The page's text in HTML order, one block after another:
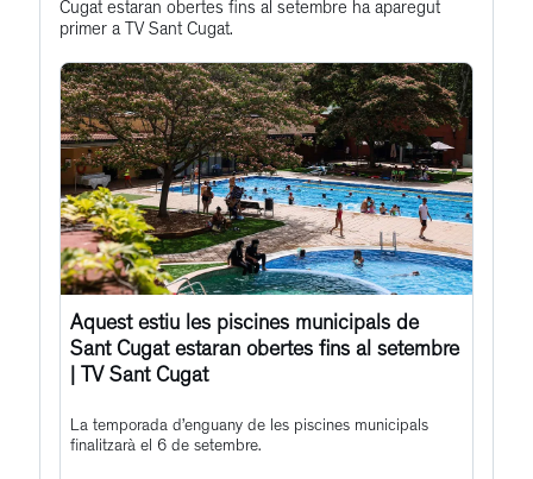
this
post
Cugat estaran obertes fins al setembre ha aparegut
primer a TV Sant Cugat.
Aquest estiu les piscines municipals de
Sant Cugat estaran obertes fins al setembre
| TV Sant Cugat
La temporada d’enguany de les piscines municipals
finalitzarà el 6 de setembre.